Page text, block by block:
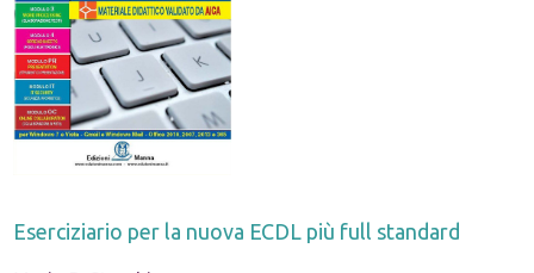
Eserciziario per la nuova ECDL più full standard